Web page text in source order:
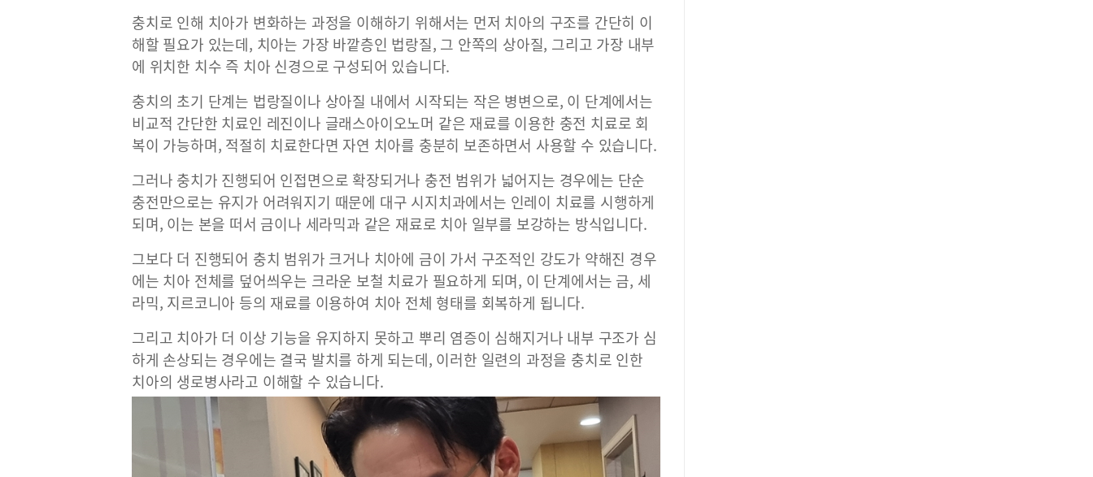
충치로 인해 치아가 변화하는 과정을 이해하기 위해서는 먼저 치아의 구조를 간단히 이
해할 필요가 있는데, 치아는 가장 바깥층인 법랑질, 그 안쪽의 상아질, 그리고 가장 내부
에 위치한 치수 즉 치아 신경으로 구성되어 있습니다.
충치의 초기 단계는 법랑질이나 상아질 내에서 시작되는 작은 병변으로, 이 단계에서는
비교적 간단한 치료인 레진이나 글래스아이오노머 같은 재료를 이용한 충전 치료로 회
복이 가능하며, 적절히 치료한다면 자연 치아를 충분히 보존하면서 사용할 수 있습니다.
그러나 충치가 진행되어 인접면으로 확장되거나 충전 범위가 넓어지는 경우에는 단순
충전만으로는 유지가 어려워지기 때문에 대구 시지치과에서는 인레이 치료를 시행하게
되며, 이는 본을 떠서 금이나 세라믹과 같은 재료로 치아 일부를 보강하는 방식입니다.
그보다 더 진행되어 충치 범위가 크거나 치아에 금이 가서 구조적인 강도가 약해진 경우
에는 치아 전체를 덮어씌우는 크라운 보철 치료가 필요하게 되며, 이 단계에서는 금, 세
라믹, 지르코니아 등의 재료를 이용하여 치아 전체 형태를 회복하게 됩니다.
그리고 치아가 더 이상 기능을 유지하지 못하고 뿌리 염증이 심해지거나 내부 구조가 심
하게 손상되는 경우에는 결국 발치를 하게 되는데, 이러한 일련의 과정을 충치로 인한
치아의 생로병사라고 이해할 수 있습니다.